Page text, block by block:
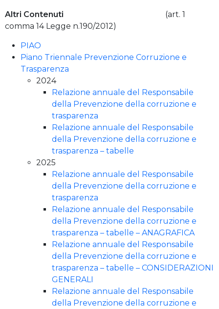
Altri Contenuti (art. 1
comma 14 Legge n.190/2012)
PIAO
Piano Triennale Prevenzione Corruzione e
Trasparenza
2024
Relazione annuale del Responsabile
della Prevenzione della corruzione e
trasparenza
Relazione annuale del Responsabile
della Prevenzione della corruzione e
trasparenza – tabelle
2025
Relazione annuale del Responsabile
della Prevenzione della corruzione e
trasparenza
Relazione annuale del Responsabile
della Prevenzione della corruzione e
trasparenza – tabelle – ANAGRAFICA
Relazione annuale del Responsabile
della Prevenzione della corruzione e
trasparenza – tabelle – CONSIDERAZIONI
GENERALI
Relazione annuale del Responsabile
della Prevenzione della corruzione e